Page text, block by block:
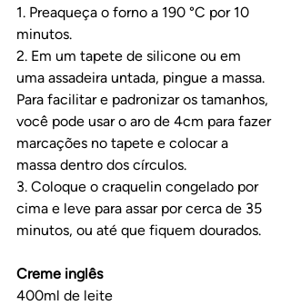
1. Preaqueça o forno a 190 °C por 10
minutos.
2. Em um tapete de silicone ou em
uma assadeira untada, pingue a massa.
Para facilitar e padronizar os tamanhos,
você pode usar o aro de 4cm para fazer
marcações no tapete e colocar a
massa dentro dos círculos.
3. Coloque o craquelin congelado por
cima e leve para assar por cerca de 35
minutos, ou até que fiquem dourados.
Creme inglês
400ml de leite